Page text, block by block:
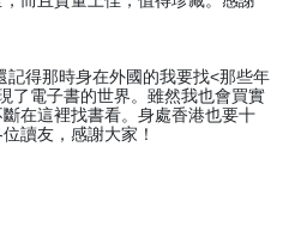
得那時身在外國的我要找<那些年
了電子書的世界。雖然我也會買實
在這裡找書看。身處香港也要十
讀友，感謝大家！